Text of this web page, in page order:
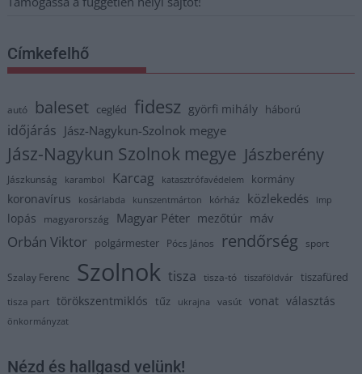
Címkefelhő
autó baleset cegléd fidesz györfi mihály háború
időjárás Jász-Nagykun-Szolnok megye
Jász-Nagykun Szolnok megye Jászberény
Jászkunság karambol Karcag katasztrófavédelem kormány
koronavírus kosárlabda kunszentmárton kórház közlekedés lmp
lopás magyarország Magyar Péter mezőtúr máv
Orbán Viktor polgármester Pócs János rendőrség sport
Szalay Ferenc Szolnok tisza tisza-tó tiszaföldvár tiszafüred
tisza part törökszentmiklós tűz ukrajna vasút vonat választás
önkormányzat
Nézd és hallgasd velünk!